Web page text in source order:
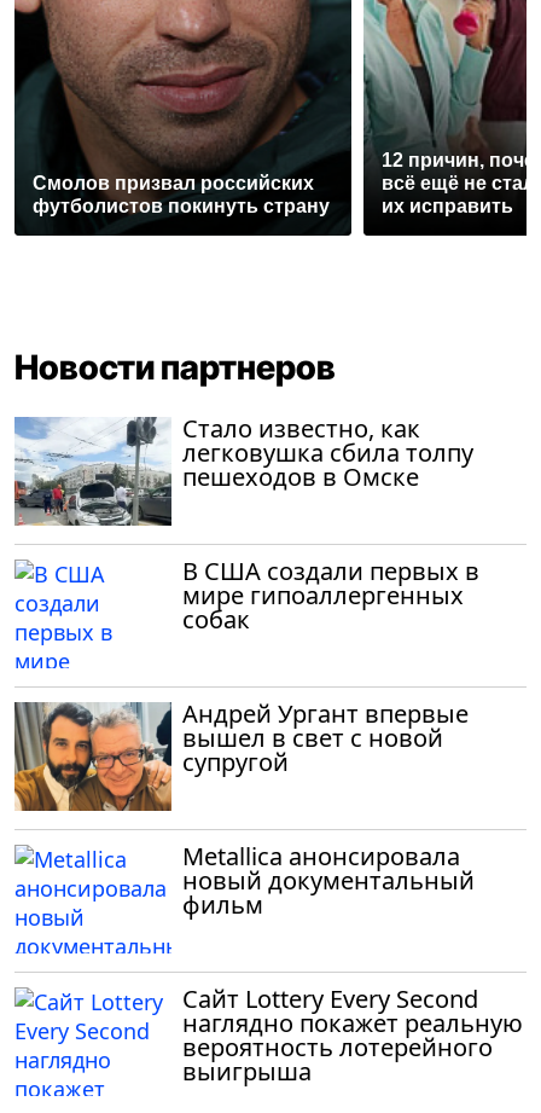
Смолов призвал российских
футболистов покинуть страну
12 причин,
всё ещё не
их исправить
Новости партнеров
Стало известно, как
легковушка сбила толпу
пешеходов в Омске
В США создали первых в
мире гипоаллергенных
собак
Андрей Ургант впервые
вышел в свет с новой
супругой
Metallica анонсировала
новый документальный
фильм
Сайт Lottery Every Second
наглядно покажет реальную
вероятность лотерейного
выигрыша